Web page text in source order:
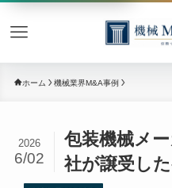
ホーム 機械業界M&A事例
包装機械メ
社が譲受し
2026
6/02